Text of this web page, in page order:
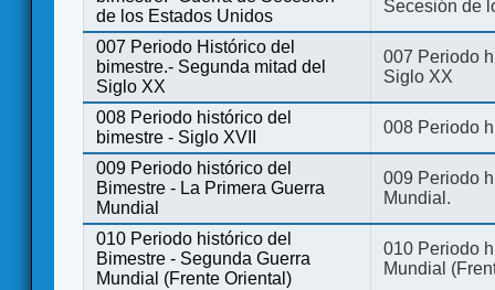
de los Estados Unidos
Secesión de
007 Periodo Histórico del
bimestre.- Segunda mitad del
Siglo XX
007 Periodo
Siglo XX
008 Periodo histórico del
bimestre - Siglo XVII
008 Periodo
009 Periodo histórico del
Bimestre - La Primera Guerra
Mundial
009 Periodo
Mundial.
010 Periodo histórico del
Bimestre - Segunda Guerra
Mundial (Frente Oriental)
010 Periodo
Mundial